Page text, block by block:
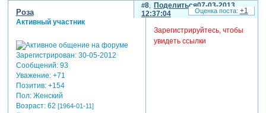
Поделиться
8
07-03-2013
12:37:04
Роза
Активный участник
Зарегистрирован: 30-05-2012
Сообщений:93
Уважение: +71
Позитив: +154
Пол:Женский
Возраст:62 [1964-01-11]
Зарегистрируйтесь, чтобы
увидеть ссылки
+1